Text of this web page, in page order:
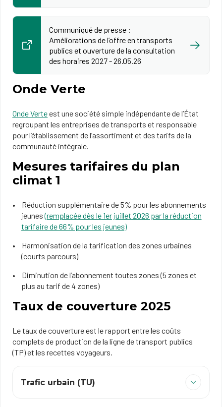
Communiqué de presse :
Améliorations de l’offre en transports
publics et ouverture de la consultation
des horaires 2027 - 26.05.26
Onde Verte
Onde Verteest une société simple indépendante de l’État
regroupant les entreprises de transports et responsable
pour l’établissement de l’assortiment et des tarifs de la
communauté intégrale.
Mesures tarifaires du plan
climat 1
Réduction supplémentaire de 5% pour les abonnements
jeunes(remplacée dès le 1er juillet 2026 par la réduction
tarifaire de 66% pour les jeunes)
Harmonisation de la tarification des zones urbaines
(courts parcours)
Diminution de l’abonnement toutes zones (5 zones et
plus au tarif de 4 zones)
Taux de couverture 2025
Le taux de couverture est le rapport entre les coûts
complets de production de la ligne de transport publics
(TP) et les recettes voyageurs.
Trafic urbain (TU)